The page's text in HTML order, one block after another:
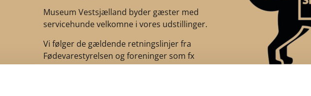
Museum Vestsjælland byder gæster med
servicehunde velkomne i vores udstillinger.
Vi følger de gældende retningslinjer fra
Fødevarestyrelsen og foreninger som fx
Servicehunde til Handicappede,